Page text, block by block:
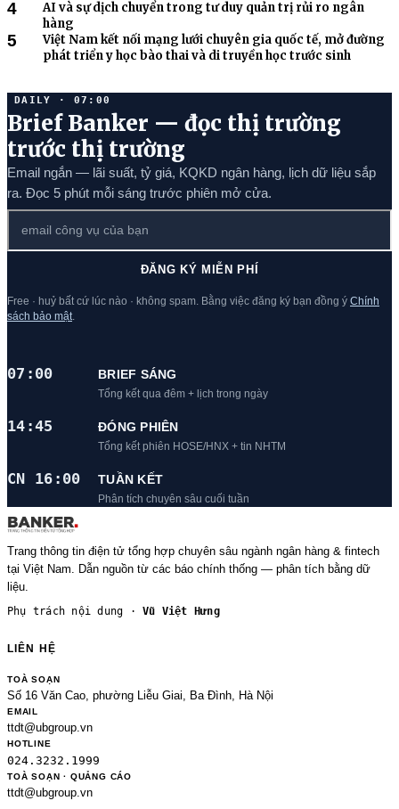
4
AI và sự dịch chuyển trong tư duy quản trị rủi ro ngân
hàng
5
Việt Nam kết nối mạng lưới chuyên gia quốc tế, mở đường
phát triển y học bào thai và di truyền học trước sinh
DAILY · 07:00
Brief Banker — đọc thị trường
trước thị trường
Email ngắn — lãi suất, tỷ giá, KQKD ngân hàng, lịch dữ liệu sắp
ra. Đọc 5 phút mỗi sáng trước phiên mở cửa.
ĐĂNG KÝ MIỄN PHÍ
Free · huỷ bất cứ lúc nào · không spam. Bằng việc đăng ký bạn đồng ý Chính
sách bảo mật
07:00 BRIEF SÁNG
Tổng kết qua đêm + lịch trong ngày
14:45 ĐÓNG PHIÊN
Tổng kết phiên HOSE/HNX + tin NHTM
CN 16:00 TUẦN KẾT
Phân tích chuyên sâu cuối tuần
Trang thông tin điện tử tổng hợp chuyên sâu ngành ngân hàng & fintech
tại Việt Nam. Dẫn nguồn từ các báo chính thống — phân tích bằng dữ
liệu.
Phụ trách nội dung ·Vũ Việt Hưng
LIÊN HỆ
TOÀ SOẠN
Số 16 Văn Cao, phường Liễu Giai, Ba Đình, Hà Nội
EMAIL
ttdt@ubgroup.vn
HOTLINE
024.3232.1999
TOÀ SOẠN · QUẢNG CÁO
ttdt@ubgroup.vn